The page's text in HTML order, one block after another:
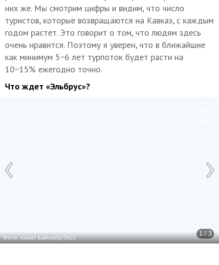
них же. Мы смотрим цифры и видим, что число
туристов, которые возвращаются на Кавказ, с каждым
годом растет. Это говорит о том, что людям здесь
очень нравится. Поэтому я уверен, что в ближайшие
как минимум 5−6 лет турпоток будет расти на
10−15% ежегодно точно.
Что ждет «Эльбрус»?
1 / 3
Фото: Ахмат Байсиев/ТАСС